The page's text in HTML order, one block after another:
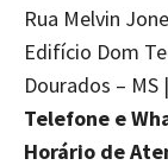
Rua Melvin
Edifício Dom
Dourados – MS
Telefone e
Horário de